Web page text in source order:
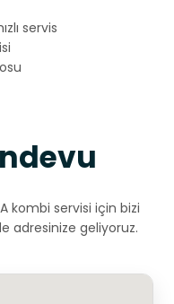
servis
kombi servisi için bizi
adresinize geliyoruz.